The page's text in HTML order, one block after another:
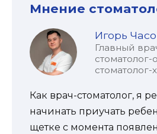
Мнение
Игорь
Главный
стоматолог-
стоматолог-
Как врач-стоматолог, я
начинать приучать
щетке с момента